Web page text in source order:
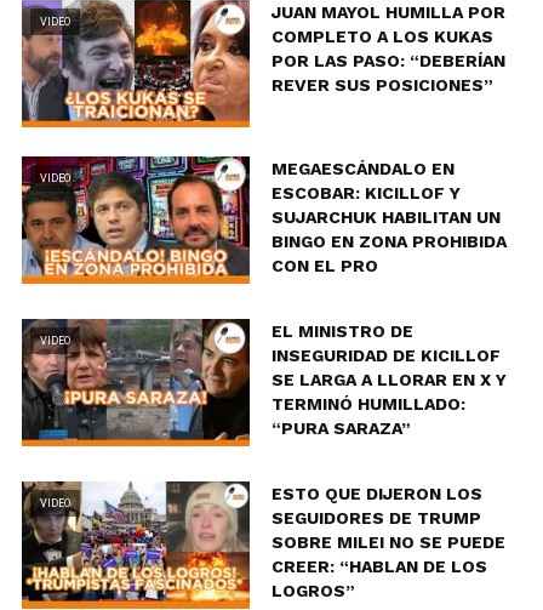
VIDEO
JUAN MAYOL HUMILLA POR
COMPLETO A LOS KUKAS
POR LAS PASO: “DEBERÍAN
REVER SUS POSICIONES”
VIDEO
MEGAESCÁNDALO EN
ESCOBAR: KICILLOF Y
SUJARCHUK HABILITAN UN
BINGO EN ZONA PROHIBIDA
CON EL PRO
VIDEO
EL MINISTRO DE
INSEGURIDAD DE KICILLOF
SE LARGA A LLORAR EN X Y
TERMINÓ HUMILLADO:
“PURA SARAZA”
VIDEO
ESTO QUE DIJERON LOS
SEGUIDORES DE TRUMP
SOBRE MILEI NO SE PUEDE
CREER: “HABLAN DE LOS
LOGROS”